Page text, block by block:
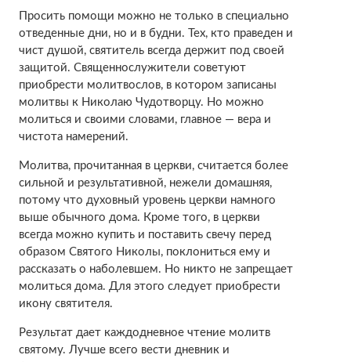
Просить помощи можно не только в специально
отведенные дни, но и в будни. Тех, кто праведен и
чист душой, святитель всегда держит под своей
защитой. Священнослужители советуют
приобрести молитвослов, в котором записаны
молитвы к Николаю Чудотворцу. Но можно
молиться и своими словами, главное — вера и
чистота намерений.
Молитва, прочитанная в церкви, считается более
сильной и результативной, нежели домашняя,
потому что духовный уровень церкви намного
выше обычного дома. Кроме того, в церкви
всегда можно купить и поставить свечу перед
образом Святого Николы, поклониться ему и
рассказать о наболевшем. Но никто не запрещает
молиться дома. Для этого следует приобрести
икону святителя.
Результат дает каждодневное чтение молитв
святому. Лучше всего вести дневник и